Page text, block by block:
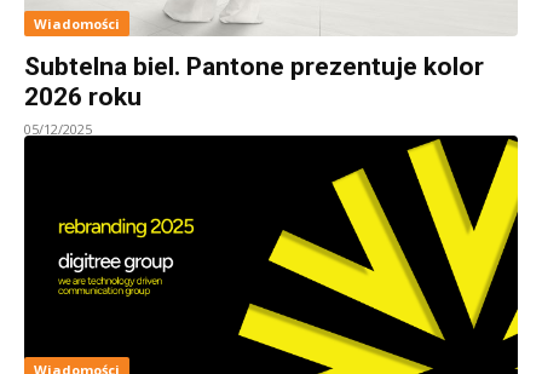
Wiadomości
Subtelna biel. Pantone prezentuje kolor
2026 roku
05/12/2025
Wiadomości